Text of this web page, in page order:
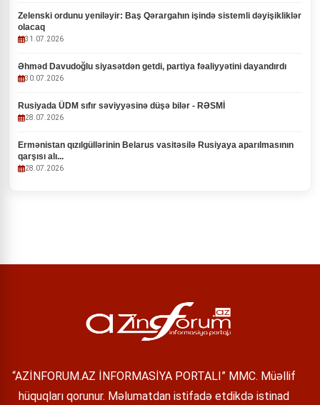
Zelenski ordunu yeniləyir: Baş Qərargahın işində sistemli dəyişikliklər
olacaq
31.07.2026
Əhməd Davudoğlu siyasətdən getdi, partiya fəaliyyətini dayandırdı
30.07.2026
Rusiyada ÜDM sıfır səviyyəsinə düşə bilər - RƏSMİ
28.07.2026
Ermənistan qızılgüllərinin Belarus vasitəsilə Rusiyaya aparılmasının
qarşısı alı...
28.07.2026
“AZİNFORUM.AZ İNFORMASİYA PORTALI” MMC. Müəllif
hüquqları qorunur. Məlumatdan istifadə etdikdə istinad